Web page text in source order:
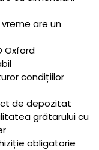
are un
Oxford
condițiilor
de depozitat
grătarului cu
obligatorie